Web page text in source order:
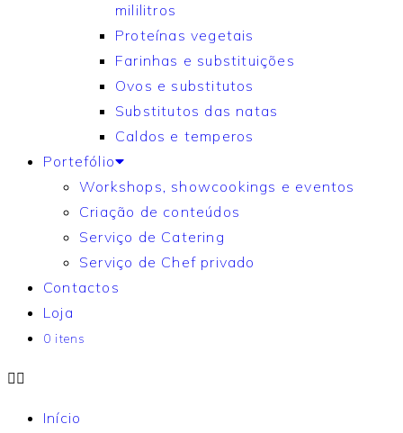
mililitros
Proteínas vegetais
Farinhas e substituições
Ovos e substitutos
Substitutos das natas
Caldos e temperos
Portefólio
Workshops, showcookings e eventos
Criação de conteúdos
Serviço de Catering
Serviço de Chef privado
Contactos
Loja
0 itens
Início